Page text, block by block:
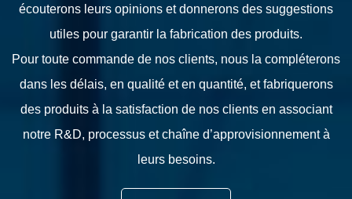
écouterons leurs opinions et donnerons des suggestions
utiles pour garantir la fabrication des produits.
Pour toute commande de nos clients, nous la compléterons
dans les délais, en qualité et en quantité, et fabriquerons
des produits à la satisfaction de nos clients en associant
notre R&D, processus et chaîne d’approvisionnement à
leurs besoins.